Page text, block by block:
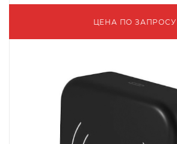
ЦЕНА ПО ЗАПРОСУ